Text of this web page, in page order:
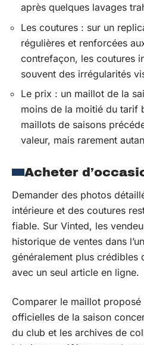
après quelques lavages
Les coutures : sur un
régulières et renforcées
contrefaçon, les coutures
souvent des irrégularités
Le prix : un maillot de la
moins de la moitié du tarif
maillots de saisons
valeur, mais rarement
Acheter
Demander des photos
intérieure et des coutures
fiable. Sur Vinted, les
historique de ventes dans
généralement plus crédibles
avec un seul article en ligne.
Comparer le maillot
officielles de la saison
du club et les archives de